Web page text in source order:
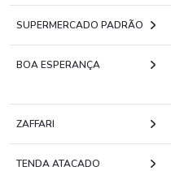
SUPERMERCADO PADRÃO
BOA ESPERANÇA
ZAFFARI
TENDA ATACADO